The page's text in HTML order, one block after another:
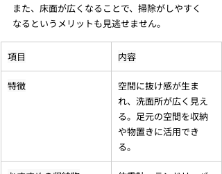
また、床面が広くなることで、掃除がしやすく
なるというメリットも見逃せません。
項目 内容
特徴
空間に抜け感が生ま
れ、洗面所が広く見え
る。足元の空間を収納
や物置きに活用でき
る。